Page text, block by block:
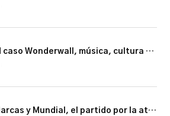
ReloAd: El caso Wonderwall, música, cultura y conexión
ReloAd: Marcas y Mundial, el partido por la atención